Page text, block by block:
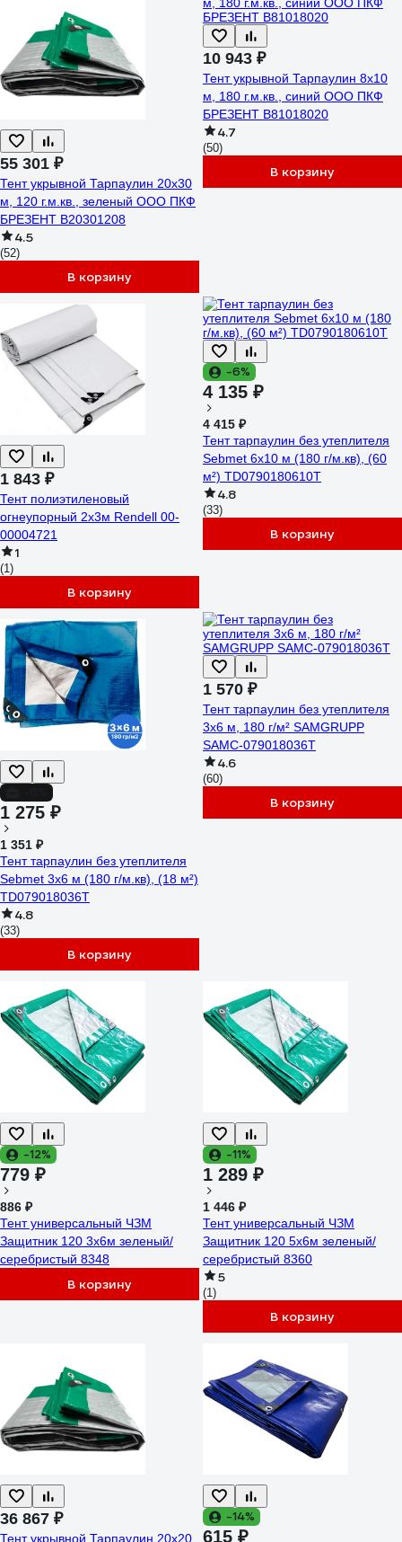
55 301 ₽
Тент укрывной Тарпаулин 20х30
м, 120 г.м.кв., зеленый ООО ПКФ
БРЕЗЕНТ В20301208
4.5
(52)
В корзину
10 943 ₽
Тент укрывной Тарпаулин 8х10
м, 180 г.м.кв., синий ООО ПКФ
БРЕЗЕНТ В81018020
4.7
(50)
В корзину
1 843 ₽
Тент полиэтиленовый
огнеупорный 2х3м Rendell 00-
00004721
1
(1)
В корзину
-6%
4 135 ₽
4 415 ₽
Тент тарпаулин без утеплителя
Sebmet 6x10 м (180 г/м.кв), (60
м²) TD0790180610Т
4.8
(33)
В корзину
1 275 ₽
1 351 ₽
Тент тарпаулин без утеплителя
Sebmet 3x6 м (180 г/м.кв), (18 м²)
TD079018036Т
4.8
(33)
В корзину
1 570 ₽
Тент тарпаулин без утеплителя
3x6 м, 180 г/м² SAMGRUPP
SAMC-079018036Т
4.6
(60)
В корзину
-12%
779 ₽
886 ₽
Тент универсальный ЧЗМ
Защитник 120 3х6м зеленый/
серебристый 8348
В корзину
-11%
1 289 ₽
1 446 ₽
Тент универсальный ЧЗМ
Защитник 120 5х6м зеленый/
серебристый 8360
5
(1)
В корзину
36 867 ₽
Тент укрывной Тарпаулин 20х20
-14%
615 ₽